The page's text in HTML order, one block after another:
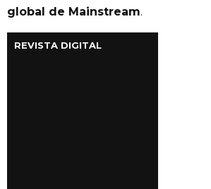
global de Mainstream.
REVISTA DIGITAL